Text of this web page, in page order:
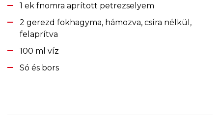
1 ek fnomra aprított petrezselyem
2 gerezd fokhagyma, hámozva, csíra nélkül,
felaprítva
100 ml víz
Só és bors